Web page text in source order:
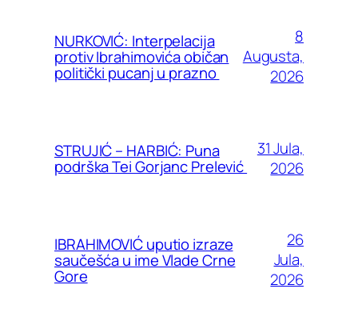
NURKOVIĆ: Interpelacija
protiv Ibrahimovića običan
politički pucanj u prazno
8
Augusta,
2026
STRUJIĆ – HARBIĆ: Puna
podrška Tei Gorjanc Prelević
31 Jula,
2026
IBRAHIMOVIĆ uputio izraze
saučešća u ime Vlade Crne
Gore
26
Jula,
2026